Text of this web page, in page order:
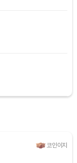
코인이지